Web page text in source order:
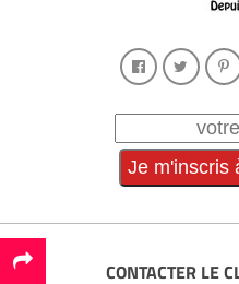
CONTACTER LE